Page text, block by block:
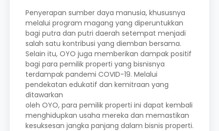
Penyerapan sumber daya manusia, khususnya
melalui program magang yang diperuntukkan
bagi putra dan putri daerah setempat menjadi
salah satu kontribusi yang diemban bersama.
Selain itu, OYO juga memberikan dampak positif
bagi para pemilik properti yang bisnisnya
terdampak pandemi COVID-19. Melalui
pendekatan edukatif dan kemitraan yang
ditawarkan
oleh OYO, para pemilik properti ini dapat kembali
menghidupkan usaha mereka dan memastikan
kesuksesan jangka panjang dalam bisnis properti.